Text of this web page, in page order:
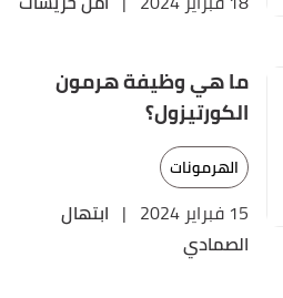
ما هي وظيفة هرمون
الكورتيزول؟
الهرمونات
15 فبراير 2024 | ابتهال
الصمادي